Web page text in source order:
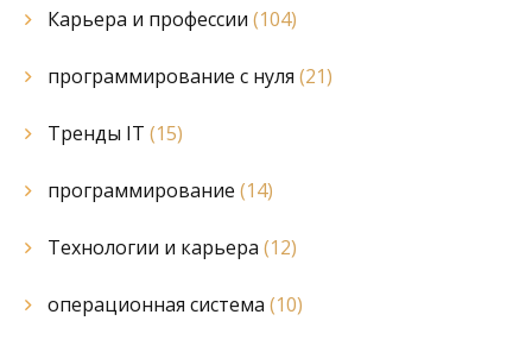
Карьера и профессии (104)
программирование с нуля (21)
Тренды IT (15)
программирование (14)
Технологии и карьера (12)
операционная система (10)